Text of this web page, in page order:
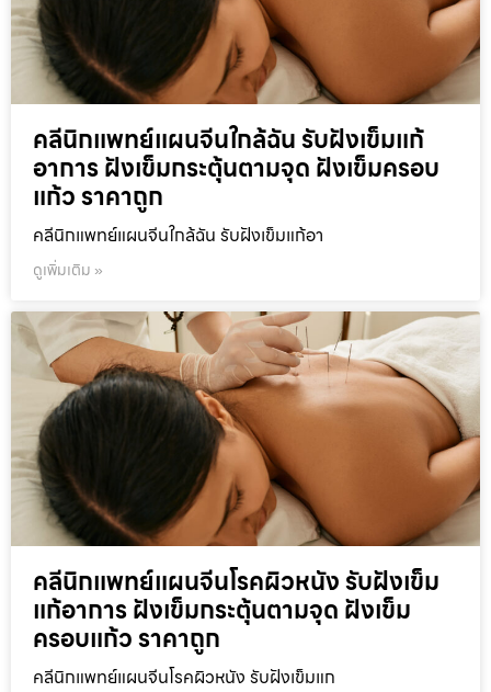
คลีนิกแพทย์แผนจีนใกล้ฉัน รับฝังเข็มแก้
อาการ ฝังเข็มกระตุ้นตามจุด ฝังเข็มครอบ
แก้ว ราคาถูก
คลีนิกแพทย์แผนจีนใกล้ฉัน รับฝังเข็มแก้อา
ดูเพิ่มเติม »
คลีนิกแพทย์แผนจีนโรคผิวหนัง รับฝังเข็ม
แก้อาการ ฝังเข็มกระตุ้นตามจุด ฝังเข็ม
ครอบแก้ว ราคาถูก
คลีนิกแพทย์แผนจีนโรคผิวหนัง รับฝังเข็มแก